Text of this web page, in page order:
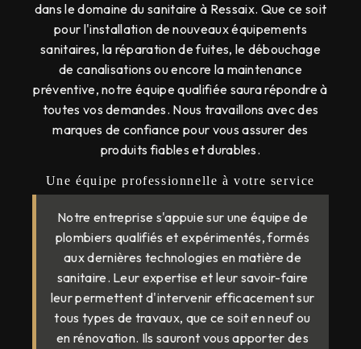
dans le domaine du sanitaire à Ressaix. Que ce soit
pour l'installation de nouveaux équipements
sanitaires, la réparation de fuites, le débouchage
de canalisations ou encore la maintenance
préventive, notre équipe qualifiée saura répondre à
toutes vos demandes. Nous travaillons avec des
marques de confiance pour vous assurer des
produits fiables et durables.
Une équipe professionnelle à votre service
Notre entreprise s'appuie sur une équipe de
plombiers qualifiés et expérimentés, formés
aux dernières technologies en matière de
sanitaire. Leur expertise et leur savoir-faire
leur permettent d'intervenir efficacement sur
tous types de travaux, que ce soit en neuf ou
en rénovation. Ils sauront vous apporter des